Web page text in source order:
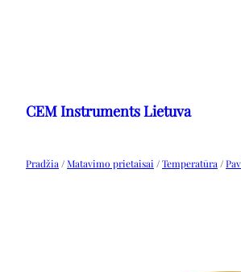
turinio
CEM Instruments Lietuva
Pradžia /Matavimo prietaisai /Temperatūra /